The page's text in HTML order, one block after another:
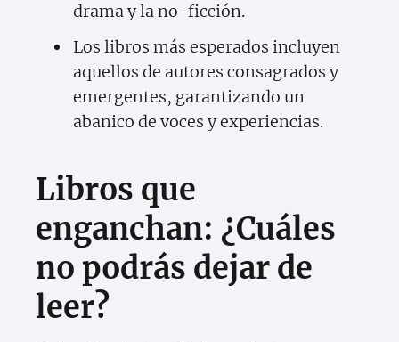
drama y la no-ficción.
Los libros más esperados incluyen
aquellos de autores consagrados y
emergentes, garantizando un
abanico de voces y experiencias.
Libros que
enganchan: ¿Cuáles
no podrás dejar de
leer?